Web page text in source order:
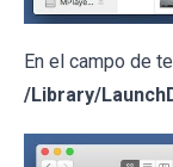
En el campo de
/Library/